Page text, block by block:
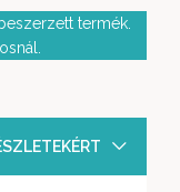
termék.